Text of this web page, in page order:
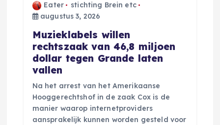
Eater
stichting Brein etc
augustus 3, 2026
Muzieklabels willen
rechtszaak van 46,8 miljoen
dollar tegen Grande laten
vallen
Na het arrest van het Amerikaanse
Hooggerechtshof in de zaak Cox is de
manier waarop internetproviders
aansprakelijk kunnen worden gesteld voor